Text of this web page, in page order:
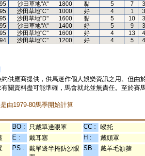
沙田草地"A" 1800 黏 5 7
沙田草地"C" 1000 好 4 1
沙田草地"D" 1600 黏 5 10
沙田草地"A" 1400 好 5 9
沙田草地"C" 1600 好 4 13
沙田草地"C" 1200 好 4 5
供應商提供，供馬迷作個人娛樂資訊之用。但
關資料盡可能準確，馬會就此並無責任。至於賽
由1979-80馬季開始計算
BO : 只戴單邊眼罩 CC :
喉托
E : 戴耳塞 H :
戴頭罩
PS :
戴單邊半掩防沙眼 SB : 戴羊毛額箍